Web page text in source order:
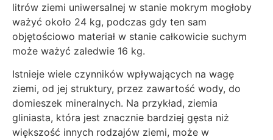
litrów ziemi uniwersalnej w stanie mokrym mogłoby
ważyć około 24 kg, podczas gdy ten sam
objętościowo materiał w stanie całkowicie suchym
może ważyć zaledwie 16 kg.
Istnieje wiele czynników wpływających na wagę
ziemi, od jej struktury, przez zawartość wody, do
domieszek mineralnych. Na przykład, ziemia
gliniasta, która jest znacznie bardziej gęsta niż
większość innych rodzajów ziemi, może w